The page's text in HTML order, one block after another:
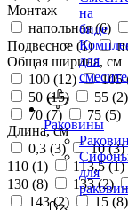
на
биде
для
Раковины
для
раковин
Монтаж
напольная (6)
Подвесное (1)
Общая ширина, см
100 (12) 105
50 (15) 55 (2)
70 (7) 75 (5)
Длина, см
0,3 (3) 10 (3)
110 (1) 113,5 (1)
130 (8) 133 (2)
143 (2) 15 (8)